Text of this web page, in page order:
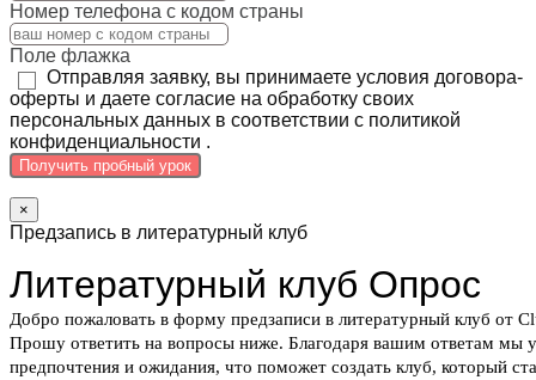
Номер телефона с кодом страны
Поле флажка
Отправляя заявку, вы принимаете условия договора-
оферты и даете согласие на обработку своих
персональных данных в соответствии с политикой
конфиденциальности .
Получить пробный урок
×
Предзапись в литературный клуб